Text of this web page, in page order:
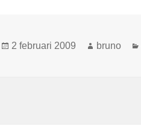
Geplaatst
2 februari 2009 Auteur
bruno